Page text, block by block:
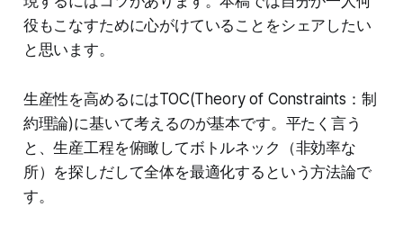
役もこなすために心がけていることをシェアしたい
と思います。
生産性を高めるにはTOC(Theory of Constraints：制
約理論)に基いて考えるのが基本です。平たく言う
と、生産工程を俯瞰してボトルネック（非効率な
所）を探しだして全体を最適化するという方法論で
す。